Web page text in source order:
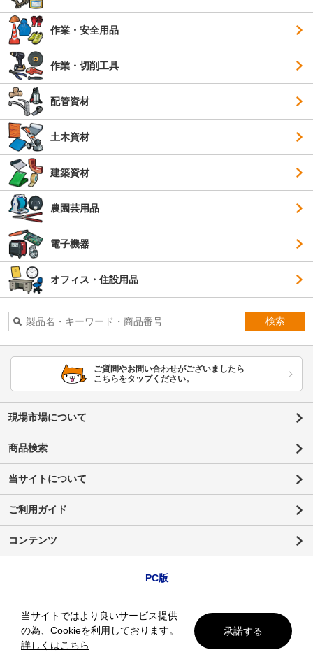
作業・安全用品
作業・切削工具
配管資材
土木資材
建築資材
農園芸用品
電子機器
オフィス・住設用品
検索
ご質問やお問い合わせがございましたら
こちらをタップください。
現場市場について
商品検索
当サイトについて
ご利用ガイド
コンテンツ
PC版
当サイトではより良いサービス提供
の為、Cookieを利用しております。
詳しくはこちら
承諾する